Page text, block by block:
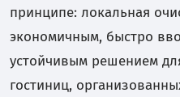
принципе: локальная
экономичным, быстро
устойчивым решением
гостиниц,